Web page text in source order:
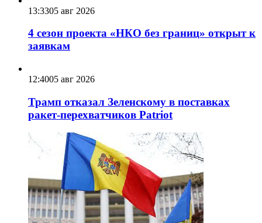
13:3305 авг 2026
4 сезон проекта «НКО без границ» открыт к
заявкам
12:4005 авг 2026
Трамп отказал Зеленскому в поставках
ракет-перехватчиков Patriot